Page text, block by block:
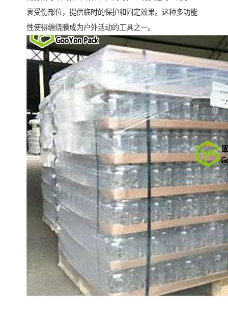
裹受伤部位，提供临时的保护和固定效果。这种多功能
性使得缠绕膜成为户外活动的工具之一。